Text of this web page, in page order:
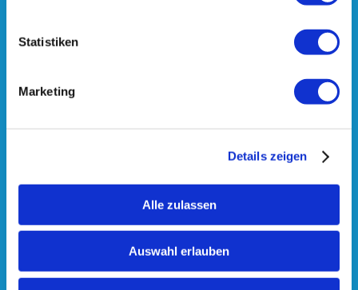
Statistiken
Marketing
Details zeigen
Alle zulassen
Auswahl erlauben